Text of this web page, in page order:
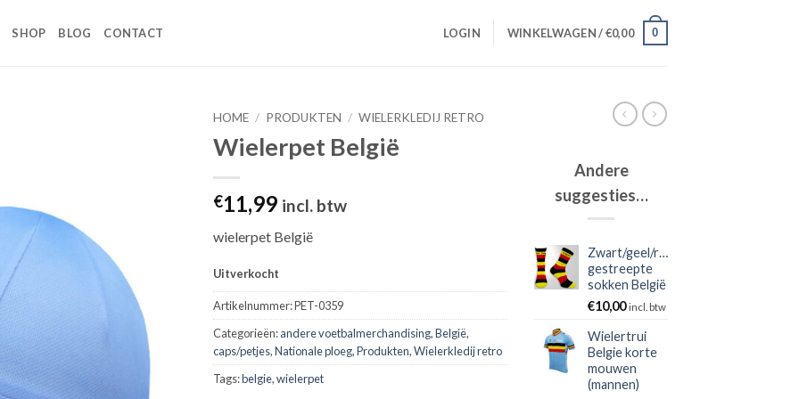
SHOP BLOG CONTACT LOGIN WINKELWAGEN /€0,00 0
HOME / PRODUKTEN / WIELERKLEDIJ RETRO
Wielerpet België
€11,99 incl. btw
wielerpet België
Uitverkocht
Artikelnummer:PET-0359
Categorieën:andere voetbalmerchandising,België,
caps/petjes,Nationale ploeg,Produkten,Wielerkledij retro
Tags:belgie,wielerpet
Andere
suggesties…
Zwart/geel/rood
gestreepte
sokken België
€10,00 incl. btw
Wielertrui
Belgie korte
mouwen
(mannen)